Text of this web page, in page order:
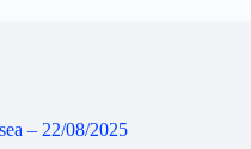
– 22/08/2025